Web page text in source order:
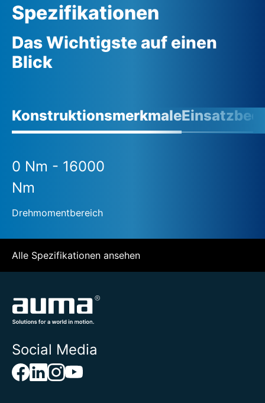
Spezifikationen
Das Wichtigste auf einen
Blick
Konstruktionsmerkmale
0 Nm - 16000
Nm
Drehmomentbereich
Alle Spezifikationen ansehen
Social Media